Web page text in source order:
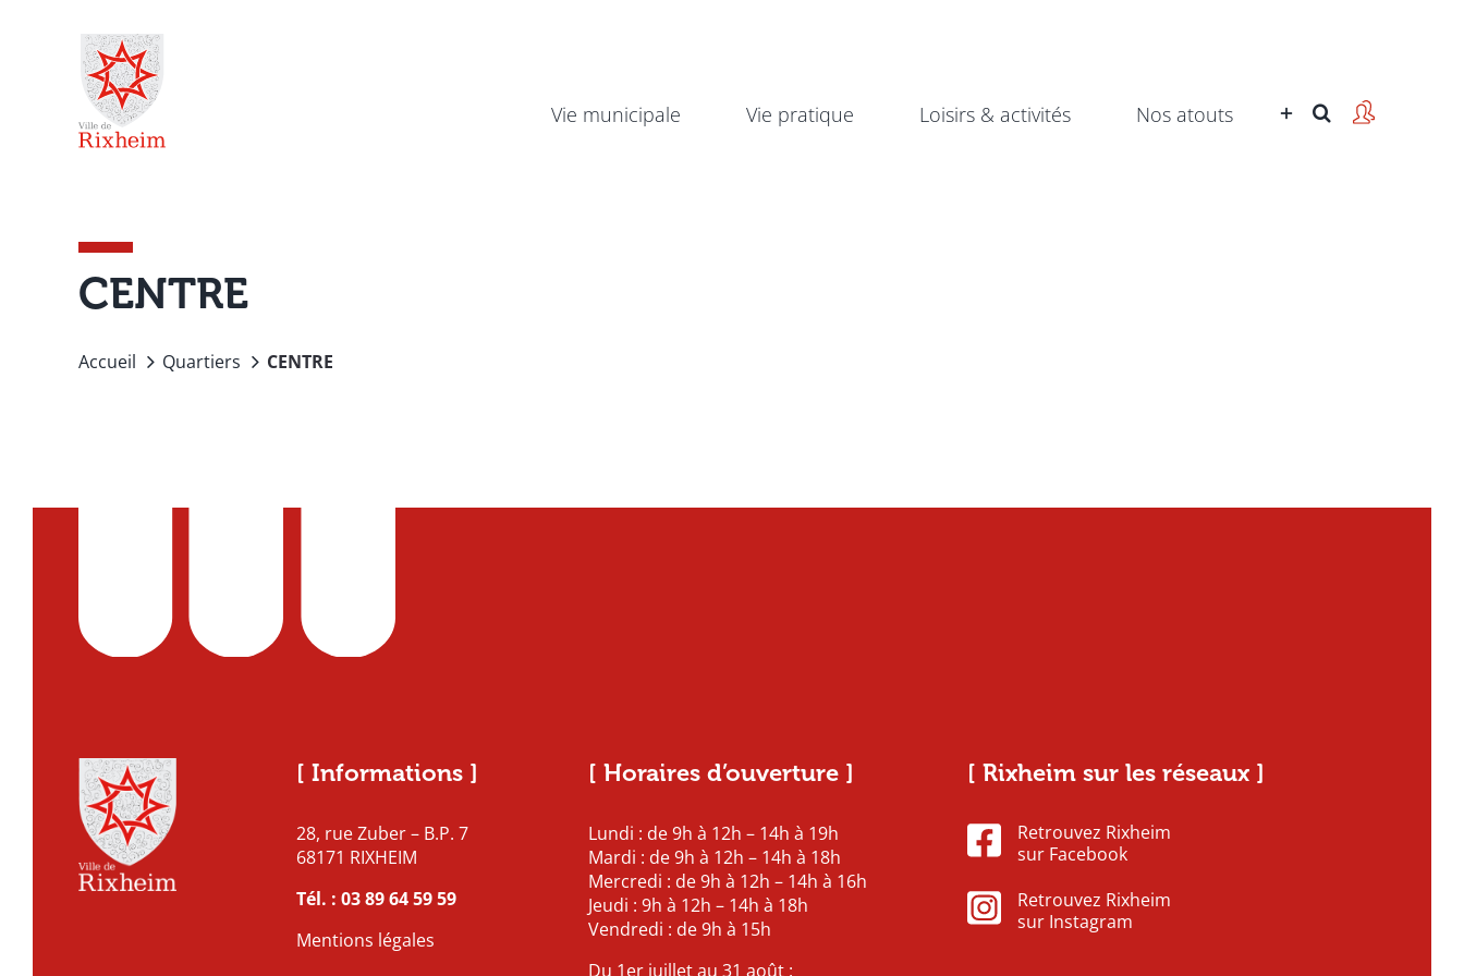
Vie municipale Vie pratique Loisirs & activités Nos atouts
CENTRE
Accueil Quartiers CENTRE
[ Informations ]
28, rue Zuber – B.P. 7
68171 RIXHEIM
Tél. : 03 89 64 59 59
Mentions légales
[ Horaires d’ouverture ]
Lundi : de 9h à 12h – 14h à 19h
Mardi : de 9h à 12h – 14h à 18h
Mercredi : de 9h à 12h – 14h à 16h
Jeudi : 9h à 12h – 14h à 18h
Vendredi : de 9h à 15h
Du 1er juillet au 31 août :
[ Rixheim sur les réseaux ]
Retrouvez Rixheim
sur Facebook
Retrouvez Rixheim
sur Instagram